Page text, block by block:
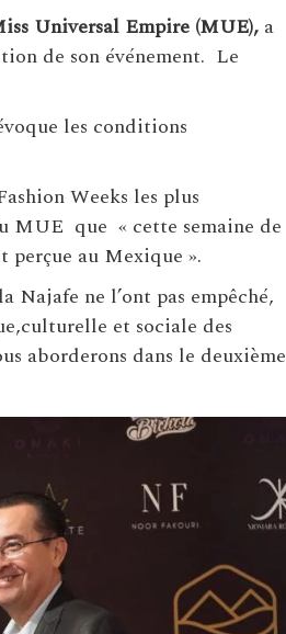
Universal Empire (MUE), a
de son événement. Le
les conditions
Weeks les plus
MUE que « cette semaine de
perçue au Mexique ».
ne l’ont pas empêché,
et sociale des
aborderons dans le deuxième